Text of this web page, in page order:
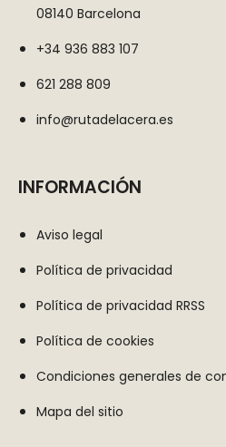
08140 Barcelona
+34 936 883 107
621 288 809
info@rutadelacera.es
INFORMACIÓN
Aviso legal
Política de privacidad
Política de privacidad RRSS
Política de cookies
Condiciones generales de
Mapa del sitio
Cookies de
Para que
podamos
y la
del sitio web,
en función
de cómo se
web.
Cookies de
experiencia